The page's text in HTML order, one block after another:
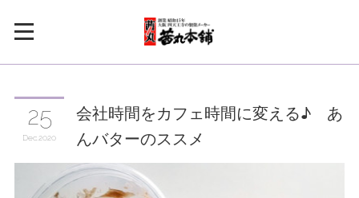
25
Dec 2020
会社時間をカフェ時間に変える♪ あ
んバターのススメ